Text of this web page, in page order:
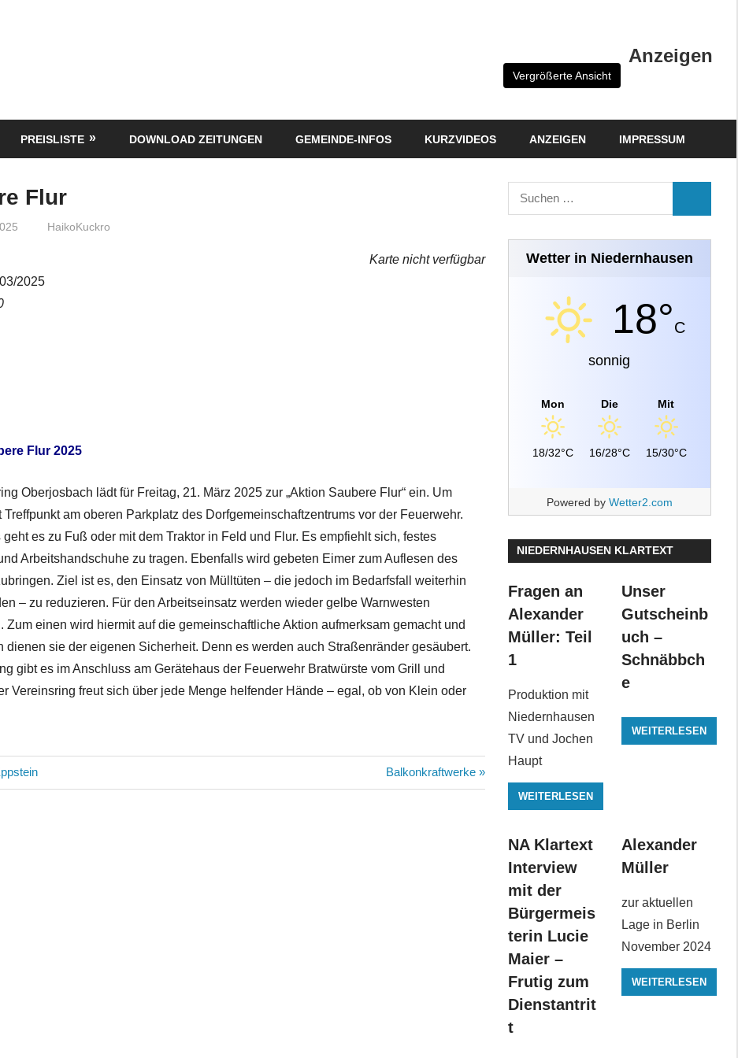
Anzeigen
Vergrößerte Ansicht
PREISLISTE DOWNLOAD ZEITUNGEN GEMEINDE-INFOS KURZVIDEOS ANZEIGEN IMPRESSUM
Flur
HaikoKuckro
Karte nicht verfügbar
2025
Flur 2025
Oberjosbach lädt für Freitag, 21. März 2025 zur „Aktion Saubere Flur“ ein. Um
Treffpunkt am oberen Parkplatz des Dorfgemeinschaftzentrums vor der Feuerwehr.
geht es zu Fuß oder mit dem Traktor in Feld und Flur. Es empfiehlt sich, festes
Arbeitshandschuhe zu tragen. Ebenfalls wird gebeten Eimer zum Auflesen des
Ziel ist es, den Einsatz von Mülltüten – die jedoch im Bedarfsfall weiterhin
– zu reduzieren. Für den Arbeitseinsatz werden wieder gelbe Warnwesten
Zum einen wird hiermit auf die gemeinschaftliche Aktion aufmerksam gemacht und
dienen sie der eigenen Sicherheit. Denn es werden auch Straßenränder gesäubert.
gibt es im Anschluss am Gerätehaus der Feuerwehr Bratwürste vom Grill und
Vereinsring freut sich über jede Menge helfender Hände – egal, ob von Klein oder
Nächster
Beitrag:
Balkonkraftwerke
Suchen
nach:
Wetter in Niedernhausen
18°C
sonnig
Mon
18/32°C
Die
16/28°C
Mit
15/30°C
Powered by Wetter2.com
NIEDERNHAUSEN KLARTEXT
Fragen an
Alexander
Müller: Teil
1
Produktion mit
Niedernhausen
TV und Jochen
Haupt
WEITERLESEN
Unser
Gutscheinb
uch –
Schnäbbch
e
WEITERLESEN
NA Klartext
Interview
mit der
Bürgermeis
terin Lucie
Maier –
Frutig zum
Dienstantrit
t
Alexander
Müller
zur aktuellen
Lage in Berlin
November 2024
WEITERLESEN